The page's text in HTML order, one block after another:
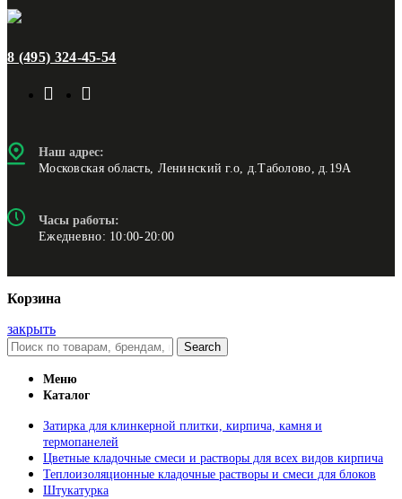
8 (495) 324-45-54
Наш адрес:
Московская область, Ленинский г.о, д.Таболово, д.19А
Часы работы:
Ежедневно: 10:00-20:00
Корзина
закрыть
Search
Меню
Каталог
Затирка для клинкерной плитки, кирпича, камня и
термопанелей
Цветные кладочные смеси и растворы для всех видов кирпича
Теплоизоляционные кладочные растворы и смеси для блоков
Штукатурка